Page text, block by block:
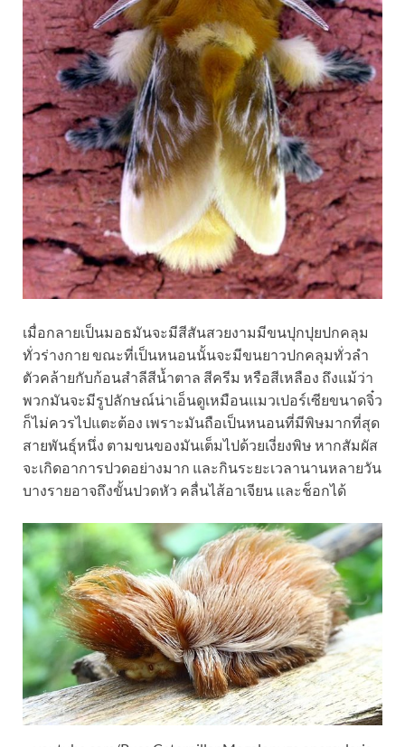
เมื่อกลายเป็นมอธมันจะมีสีสันสวยงามมีขนปุกปุยปกคลุม
ทั่วร่างกาย ขณะที่เป็นหนอนนั้นจะมีขนยาวปกคลุมทั่วลำ
ตัวคล้ายกับก้อนสำลีสีน้ำตาล สีครีม หรือสีเหลือง ถึงแม้ว่า
พวกมันจะมีรูปลักษณ์น่าเอ็นดูเหมือนแมวเปอร์เซียขนาดจิ๋ว
ก็ไม่ควรไปแตะต้อง เพราะมันถือเป็นหนอนที่มีพิษมากที่สุด
สายพันธุ์หนึ่ง ตามขนของมันเต็มไปด้วยเงี่ยงพิษ หากสัมผัส
จะเกิดอาการปวดอย่างมาก และกินระยะเวลานานหลายวัน
บางรายอาจถึงขั้นปวดหัว คลื่นไส้อาเจียน และช็อกได้